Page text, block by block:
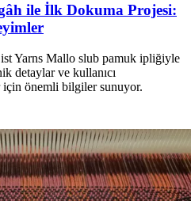
ile İlk Dokuma Projesi:
Yarns Mallo slub pamuk ipliğiyle
detaylar ve kullanıcı
önemli bilgiler sunuyor.